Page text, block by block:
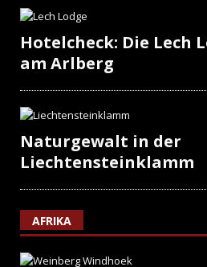
Hotelcheck: Die Lech
am Arlberg
Naturgewalt in der
Liechtensteinklamm
AFRIKA